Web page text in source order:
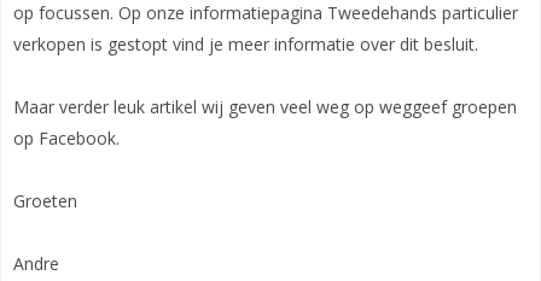
op focussen. Op onze informatiepagina Tweedehands particulier
verkopen is gestopt vind je meer informatie over dit besluit.
Maar verder leuk artikel wij geven veel weg op weggeef groepen
op Facebook.
Groeten
Andre